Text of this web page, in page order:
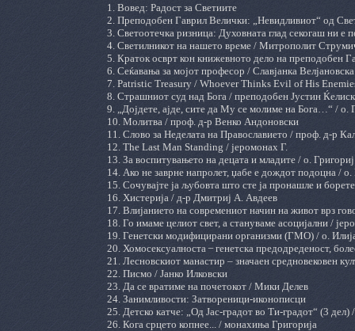
1. Вовед: Радост за Светиите
2. Преподобен Гаврил Велички: „Невидливиот“ од
3. Светоотечка ризница: Духовната глад секогаш ни
4. Светилникот на нашето време / Митрополит
5. Краток осврт кон книжевното дело на преподобен
6. Сеќавања за мојот професор / Славјанка Велјановска
7. Patristic Treasury / Whoever Thinks Evil of His
8. Страшниот суд над Бога / преподобен Јустин
9. „Дојдете, ајде, сите да Му се молиме на Бога…“ / о.
10. Молитвa / проф. д-р Венко Андоновски
11. Слово за Неделата на Православието / проф. д-р
12. The Last Man Standing / јеромонах Г.
13. За воспитувањето на децата и младите / о.
14. Ако не заврне напролет, џабе е дождот подоцна /
15. Сочувајте ја љубовта што сте ја пронашле и
16. Хистерија / д-р Дмитриј А. Авдеев
17. Влијанието на современиот начин на живот врз
18. Го имаме целиот свет, а стануваме асоцијални /
19. Генетски модифицирани организми (ГМО) / о.
20. Хомосексуалноста генетска предодреденост,
21. Лесновскиот манастир – значаен средновековен
22. Писмо / Јанко Илковски
23. Да се вратиме на почетокот / Мики Делев
24. Занимливости: Затвореници-иконописци
25. Детско катче: „Од Јас-градот во Ти-градот“ (3
26. Кога срцето копнее... / монахиња Григорија